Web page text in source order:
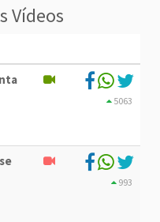
Vídeos
5063
993